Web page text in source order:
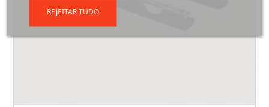
REJEITAR TUDO